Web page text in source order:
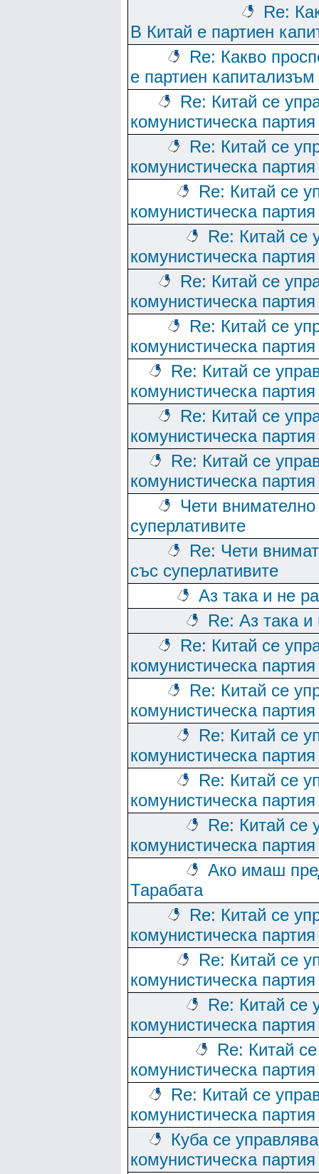
Re:
В Китай е партиен
Re: Какво
е партиен капитализъм
Re: Китай се
комунистическа партия
Re: Китай се
комунистическа партия
Re: Китай се
комунистическа партия
Re: Китай се
комунистическа партия
Re: Китай се
комунистическа партия
Re: Китай се
комунистическа партия
Re: Китай се
комунистическа партия
Re: Китай се
комунистическа партия
Re: Китай се
комунистическа партия
Чети
суперлативите
Re: Чети
със суперлативите
Аз така и не
Re: Аз така и
Re: Китай се
комунистическа партия
Re: Китай се
комунистическа партия
Re: Китай се
комунистическа партия
Re: Китай се
комунистическа партия
Re: Китай се
комунистическа партия
Ако имаш
Тарабата
Re: Китай се
комунистическа партия
Re: Китай се
комунистическа партия
Re: Китай се
комунистическа партия
Re: Китай
комунистическа партия
Re: Китай се
комунистическа партия
Куба се
комунистическа партия